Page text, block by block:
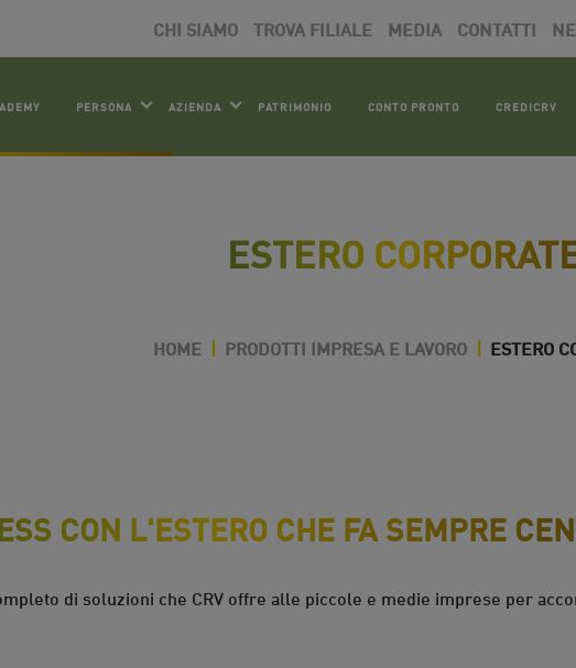
CHI SIAMO TROVA FILIALE MEDIA CONTATTI
PERSONA AZIENDA PATRIMONIO CONTO PRONTO CREDICRV
ESTERO
HOME | PRODOTTI IMPRESA E LAVORO | ESTERO
CON L'ESTERO CHE FA SEMPRE
di soluzioni che CRV offre alle piccole e medie imprese per